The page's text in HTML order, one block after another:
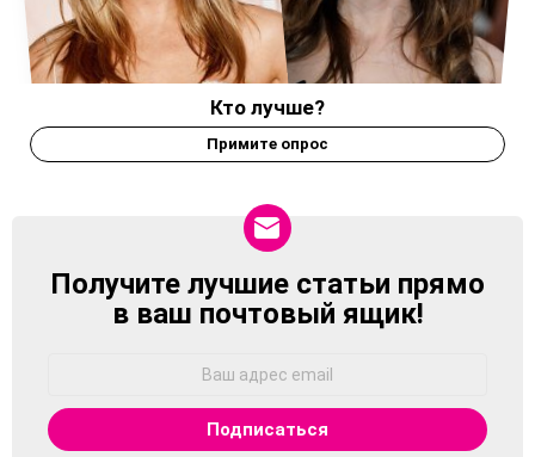
Кто лучше?
Примите опрос
NEWSLETTER
Получите лучшие статьи прямо
в ваш почтовый ящик!